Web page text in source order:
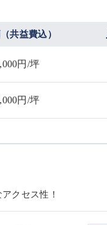
共益費込）
円/坪
円/坪
クセス性！